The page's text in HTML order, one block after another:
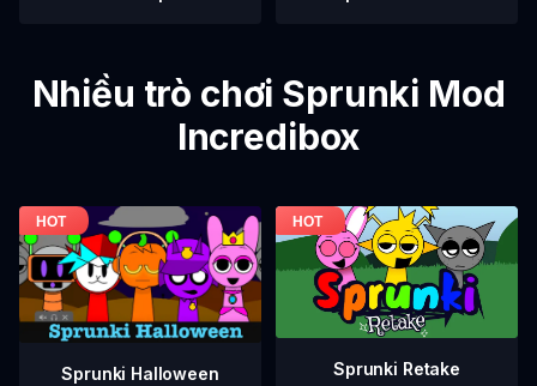
Nhiều trò chơi Sprunki Mod
Incredibox
Sprunki Halloween Sprunki Retake